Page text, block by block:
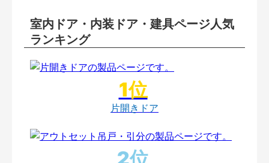
室内ドア・内装ドア・建具ページ人気
ランキング
片開きドア